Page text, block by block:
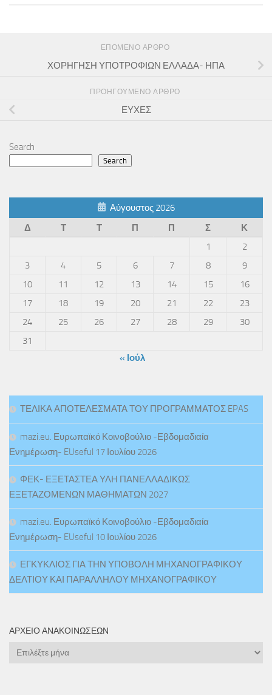
ΕΠΌΜΕΝΟ ΆΡΘΡΟ
ΧΟΡΗΓΗΣΗ ΥΠΟΤΡΟΦΙΩΝ ΕΛΛΑΔΑ- ΗΠΑ
ΠΡΟΗΓΟΎΜΕΝΟ ΆΡΘΡΟ
ΕΥΧΕΣ
Search
Search
Αύγουστος 2026
Δ
Τ Τ Π Π Σ
Κ
1
2
3
4 5 6 7 8
9
10
11 12 13 14 15
16
17
18 19 20 21 22
23
24
25 26 27 28 29
30
31
« Ιούλ
ΤΕΛΙΚΑ ΑΠΟΤΕΛΕΣΜΑΤΑ ΤΟΥ ΠΡΟΓΡΑΜΜΑΤΟΣ EPAS
mazi.eu. Ευρωπαϊκό Κοινοβούλιο -Εβδομαδιαία
Ενημέρωση- EUseful 17 Ιουλίου 2026
ΦΕΚ- ΕΞΕΤΑΣΤΕΑ ΥΛΗ ΠΑΝΕΛΛΑΔΙΚΩΣ
ΕΞΕΤΑΖΟΜΕΝΩΝ ΜΑΘΗΜΑΤΩΝ 2027
mazi.eu. Ευρωπαϊκό Κοινοβούλιο -Εβδομαδιαία
Ενημέρωση- EUseful 10 Ιουλίου 2026
ΕΓΚΥΚΛΙΟΣ ΓΙΑ ΤΗΝ ΥΠΟΒΟΛΗ ΜΗΧΑΝΟΓΡΑΦΙΚΟΥ
ΔΕΛΤΙΟΥ ΚΑΙ ΠΑΡΑΛΛΗΛΟΥ ΜΗΧΑΝΟΓΡΑΦΙΚΟΥ
ΑΡΧΕΊΟ ΑΝΑΚΟΙΝΏΣΕΩΝ
Αρχείο